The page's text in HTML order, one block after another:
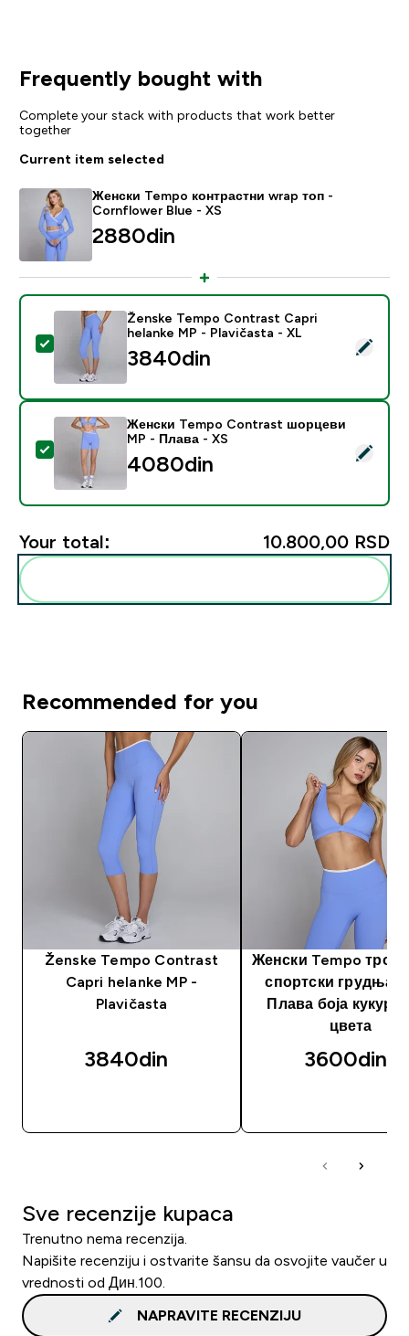
Frequently bought with
Complete your stack with products that work better
together
Current item selected
Женски Tempo контрастни wrap топ -
Cornflower Blue - XS
2880din‎
Select this product - Ženske Tempo Contrast Capri
Ženske Tempo Contrast Capri
helanke MP - Plavičasta - XL
3840din‎
Select this product - Женски Tempo Contrast
Женски Tempo Contrast шорцеви
MP - Плава - XS
4080din‎
Your total: 10.800,00 RSD‎
Recommended for you
Ženske Tempo Contrast
Capri helanke MP -
Plavičasta
3840din‎
Женски Tempo
спортски грудњак
Плава боја
цвета
3600din‎
Sve recenzije kupaca
Trenutno nema recenzija.
Napišite recenziju i ostvarite šansu da osvojite vaučer u
vrednosti od Дин.100.
NAPRAVITE RECENZIJU